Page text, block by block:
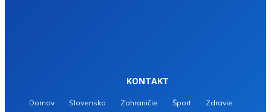
KONTAKT
Domov Slovensko Zahraničie Šport
Zdravie